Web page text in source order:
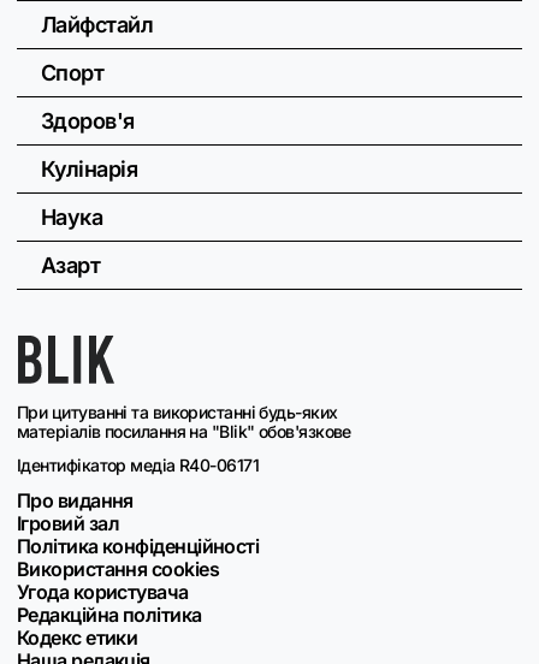
При цитуванні та використанні будь-яких
матеріалів посилання на "Blik" обов'язкове
Ідентифікатор медіа R40-06171
Про видання
Ігровий зал
Політика конфіденційності
Використання cookies
Угода користувача
Редакційна політика
Кодекс етики
Лайфстайл
Спорт
Здоров'я
Кулінарія
Наука
Азарт